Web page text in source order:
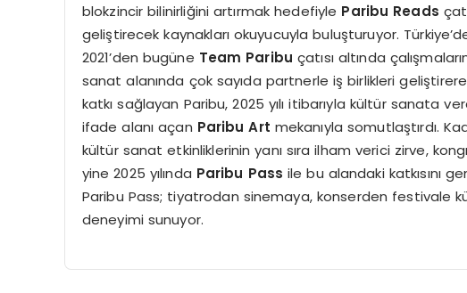
blokzincir bilinirliğini artırmak hedefiyle Paribu Reads
geliştirecek kaynakları okuyucuyla buluşturuyor.
2021’den bugüne Team Paribu çatısı altında
sanat alanında çok sayıda partnerle iş birlikleri
katkı sağlayan Paribu, 2025 yılı itibarıyla kültür sanata
ifade alanı açan Paribu Art mekanıyla somutlaştırdı.
kültür sanat etkinliklerinin yanı sıra ilham verici zirve,
yine 2025 yılında Paribu Pass ile bu alandaki katkısını
Paribu Pass; tiyatrodan sinemaya, konserden festivale
deneyimi sunuyor.